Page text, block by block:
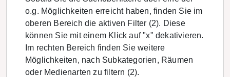
o.g. Möglichkeiten erreicht haben, finden Sie im
oberen Bereich die aktiven Filter (2). Diese
können Sie mit einem Klick auf "x" dekativieren.
Im rechten Bereich finden Sie weitere
Möglichkeiten, nach Subkategorien, Räumen
oder Medienarten zu filtern (2).